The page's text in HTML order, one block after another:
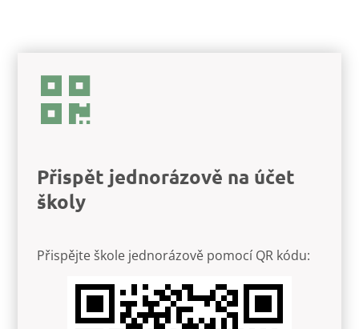
Přispět jednorázově na účet
školy
Přispějte škole jednorázově pomocí QR kódu: